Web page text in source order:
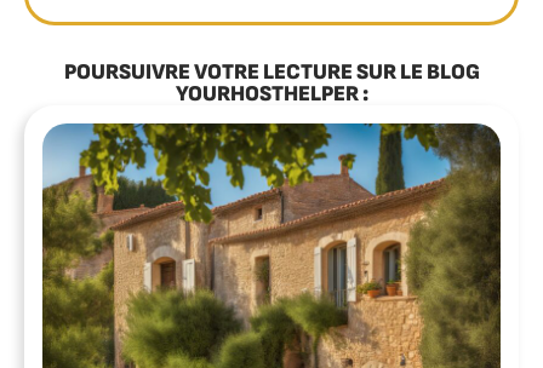
POURSUIVRE VOTRE LECTURE SUR LE BLOG
YOURHOSTHELPER :